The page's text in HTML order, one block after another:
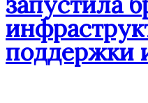
поддержки